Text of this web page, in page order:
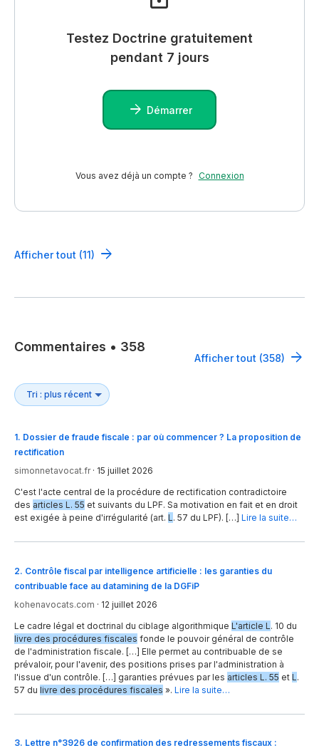
Testez Doctrine gratuitement
pendant 7 jours
Démarrer
Vous avez déjà un compte ? Connexion
Afficher tout (11)
Commentaires • 358
Afficher tout (358)
1. Dossier de fraude fiscale : par où commencer ? La proposition de
rectification
simonnetavocat.fr· 15 juillet 2026
C'est l'acte central de la procédure de rectification contradictoire
des articles L. 55 et suivants du LPF. Sa motivation en fait et en droit
est exigée à peine d'irrégularité (art. L. 57 du LPF). […] Lire la suite…
2. Contrôle fiscal par intelligence artificielle : les garanties du
contribuable face au datamining de la DGFiP
kohenavocats.com · 12 juillet 2026
Le cadre légal et doctrinal du ciblage algorithmique L'article L . 10 du
livre des procédures fiscales fonde le pouvoir général de contrôle
de l'administration fiscale. […] Elle permet au contribuable de se
prévaloir, pour l'avenir, des positions prises par l'administration à
l'issue d'un contrôle. […] garanties prévues par les articles L. 55 et L .
57 du livre des procédures fiscales ». Lire la suite…
3. Lettre n°3926 de confirmation des redressements fiscaux :